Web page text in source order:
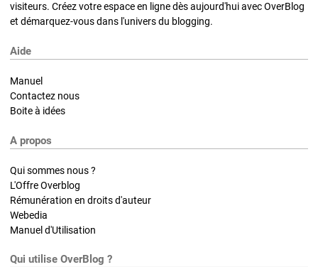
visiteurs. Créez votre espace en ligne dès aujourd'hui avec OverBlog
et démarquez-vous dans l'univers du blogging.
Aide
Manuel
Contactez nous
Boite à idées
A propos
Qui sommes nous ?
L'Offre Overblog
Rémunération en droits d'auteur
Webedia
Manuel d'Utilisation
Qui utilise OverBlog ?